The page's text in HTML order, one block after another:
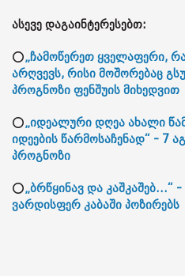
ასევე დაგაინტერესებთ:
⭕„ჩამოწერეთ ყველაფერი,
არღვევს, რისი მოშორებაც
პროგნოზი ფენშუის მიხედვით
⭕„იდეალური დღეა ახალი
იდეების წარმოსაჩენად“ - 7
პროგნოზი
⭕„ბრწყინავ და კაშკაშებ...“
ვარდისფერ კაბაში პოზირებს